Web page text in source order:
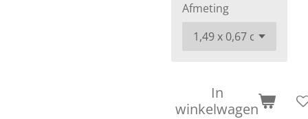
Afmeting
In
winkelwagen